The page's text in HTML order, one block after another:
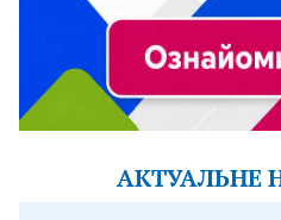
АКТУАЛЬНЕ